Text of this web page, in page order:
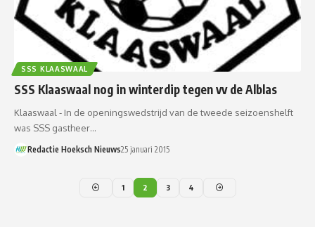
SSS KLAASWAAL
SSS Klaaswaal nog in winterdip tegen vv de Alblas
Klaaswaal - In de openingswedstrijd van de tweede seizoenshelft
was SSS gastheer…
Redactie Hoeksch Nieuws25 januari 2015
1 2 3 4